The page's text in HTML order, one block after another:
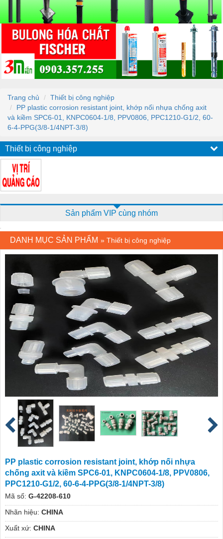
Trang chủ
Thiết bị công nghiệp
PP plastic corrosion resistant joint, khớp nối nhựa chống axit
và kiềm SPC6-01, KNPC0604-1/8, PPV0806, PPC1210-G1/2, 60-
6-4-PPG(3/8-1/4NPT-3/8)
Thiết bị công nghiệp
Sản phẩm VIP cùng nhóm
DANH MỤC SẢN PHẨM » Thiết bị công nghiệp
PP plastic corrosion resistant joint, khớp nối nhựa
chống axit và kiềm SPC6-01, KNPC0604-1/8, PPV0806,
PPC1210-G1/2, 60-6-4-PPG(3/8-1/4NPT-3/8)
Mã số: G-42208-610
Nhãn hiệu: CHINA
Xuất xứ: CHINA